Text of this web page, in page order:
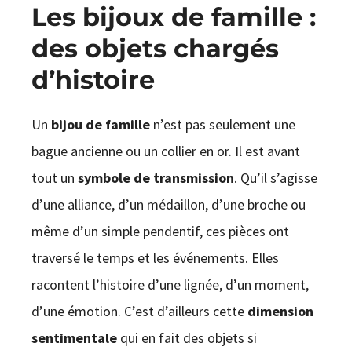
Les bijoux de famille :
des objets chargés
d’histoire
Un bijou de famillen’est pas seulement une
bague ancienne ou un collier en or. Il est avant
tout un symbole de transmission. Qu’il s’agisse
d’une alliance, d’un médaillon, d’une broche ou
même d’un simple pendentif, ces pièces ont
traversé le temps et les événements. Elles
racontent l’histoire d’une lignée, d’un moment,
d’une émotion. C’est d’ailleurs cette dimension
sentimentalequi en fait des objets si